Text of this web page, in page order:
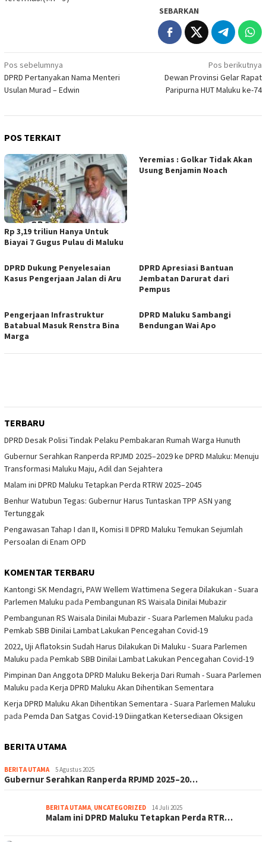
SEBARKAN
Navigasi
pos
Pos sebelumnya
DPRD Pertanyakan Nama Menteri
Usulan Murad – Edwin
Pos berikutnya
Dewan Provinsi Gelar Rapat
Paripurna HUT Maluku ke-74
POS TERKAIT
Rp 3,19 triliun Hanya Untuk
Biayai 7 Gugus Pulau di Maluku
Yeremias : Golkar Tidak Akan
Usung Benjamin Noach
DPRD Dukung Penyelesaian
Kasus Pengerjaan Jalan di Aru
DPRD Apresiasi Bantuan
Jembatan Darurat dari
Pempus
Pengerjaan Infrastruktur
Batabual Masuk Renstra Bina
Marga
DPRD Maluku Sambangi
Bendungan Wai Apo
TERBARU
DPRD Desak Polisi Tindak Pelaku Pembakaran Rumah Warga Hunuth
Gubernur Serahkan Ranperda RPJMD 2025–2029 ke DPRD Maluku: Menuju
Transformasi Maluku Maju, Adil dan Sejahtera
Malam ini DPRD Maluku Tetapkan Perda RTRW 2025–2045
Benhur Watubun Tegas: Gubernur Harus Tuntaskan TPP ASN yang
Tertunggak
Pengawasan Tahap I dan II, Komisi II DPRD Maluku Temukan Sejumlah
Persoalan di Enam OPD
KOMENTAR TERBARU
Kantongi SK Mendagri, PAW Wellem Wattimena Segera Dilakukan - Suara
Parlemen Maluku pada Pembangunan RS Waisala Dinilai Mubazir
Pembangunan RS Waisala Dinilai Mubazir - Suara Parlemen Maluku pada
Pemkab SBB Dinilai Lambat Lakukan Pencegahan Covid-19
2022, Uji Aflatoksin Sudah Harus Dilakukan Di Maluku - Suara Parlemen
Maluku pada Pemkab SBB Dinilai Lambat Lakukan Pencegahan Covid-19
Pimpinan Dan Anggota DPRD Maluku Bekerja Dari Rumah - Suara Parlemen
Maluku pada Kerja DPRD Maluku Akan Dihentikan Sementara
Kerja DPRD Maluku Akan Dihentikan Sementara - Suara Parlemen Maluku
pada Pemda Dan Satgas Covid-19 Diingatkan Ketersediaan Oksigen
BERITA UTAMA
BERITA UTAMA 5 Agustus 2025
Gubernur Serahkan Ranperda RPJMD 2025–20…
BERITA UTAMA, UNCATEGORIZED 14 Juli 2025
Malam ini DPRD Maluku Tetapkan Perda RTR…